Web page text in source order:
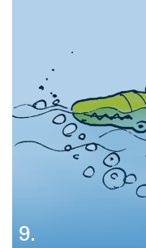
9.